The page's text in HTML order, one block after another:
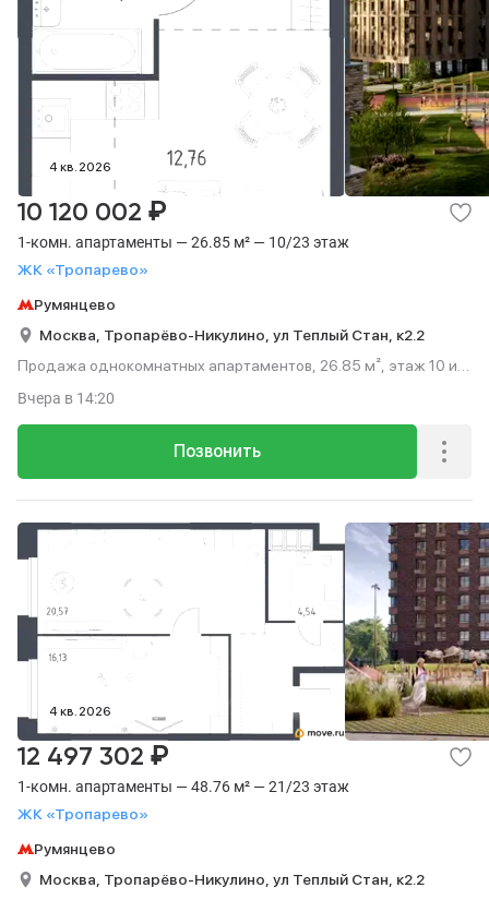
4 кв. 2026
1-комн. апартаменты — 26.85 м² — 10/23 этаж
ЖК «Тропарево»
10 120 002 ₽
Румянцево
Москва, Тропарёво-Никулино, ул Теплый Стан, к2.2
Продажа однокомнатных апартаментов, 26.85 м², этаж 10 из
Позвонить
Вчера в 14:20
4 кв. 2026
1-комн. апартаменты — 48.76 м² — 21/23 этаж
ЖК «Тропарево»
12 497 302 ₽
Румянцево
Москва, Тропарёво-Никулино, ул Теплый Стан, к2.2